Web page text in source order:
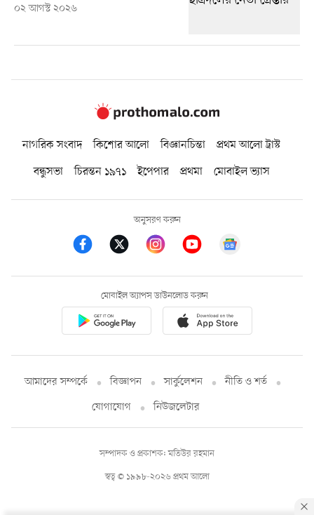
০২ আগস্ট ২০২৬
নাগরিক সংবাদ কিশোর আলো বিজ্ঞানচিন্তা
প্রথম আলো ট্রাস্ট
বন্ধুসভা
চিরন্তন ১৯৭১ ইপেপার প্রথমা মোবাইল ভ্যাস
অনুসরণ করুন
মোবাইল অ্যাপস ডাউনলোড করুন
আমাদের সম্পর্কে বিজ্ঞাপন সার্কুলেশন
নীতি ও শর্ত
যোগাযোগ
নিউজলেটার
স্বত্ব © ১৯৯৮-২০২৬ প্রথম আলো
সম্পাদক ও প্রকাশক: মতিউর রহমান